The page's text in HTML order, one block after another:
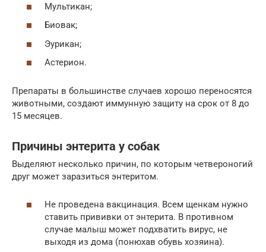
Мультикан;
Биовак;
Эурикан;
Астерион.
Препараты в большинстве случаев хорошо переносятся
животными, создают иммунную защиту на срок от 8 до
15 месяцев.
Причины энтерита у собак
Выделяют несколько причин, по которым четвероногий
друг может заразиться энтеритом.
Не проведена вакцинация. Всем щенкам нужно
ставить прививки от энтерита. В противном
случае малыш может подхватить вирус, не
выходя из дома (понюхав обувь хозяина).